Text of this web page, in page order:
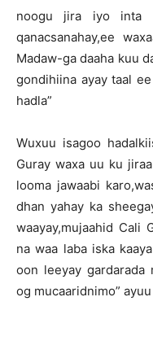
noogu jira iyo inta
qanacsanahay,ee
Madaw-ga daaha kuu
gondihiina ayay taal
hadla”
Wuxuu isagoo
Guray waxa uu ku
looma jawaabi
dhan yahay ka
waayay,mujaahid Cali
na waa laba iska
oon leeyay gardarada
og mucaaridnimo”